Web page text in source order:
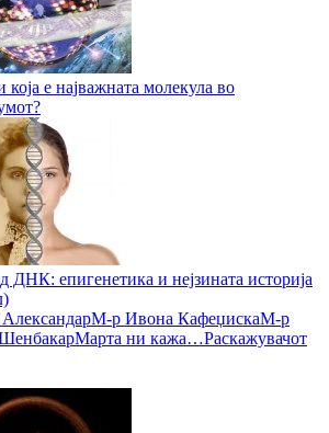
која е најважната молекула во
ДНК: епигенетика и нејзината историја
М-р Ивона КафеџискаМ-р
Марта ни кажа…Раскажувачот